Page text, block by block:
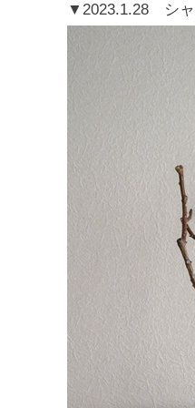
▼2023.1.28 シ